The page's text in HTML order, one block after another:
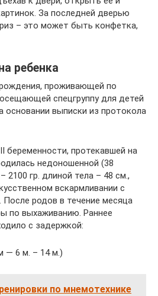
За последней дверью
– это может быть конфетка,
ребенка
рождения, проживающей по
спецгруппу для детей
выписки из протокола
беременности, протекавшей на
недоношенной (38
2100 гр. длиной тела – 48 см.,
вскармливании с
родов в течение месяца
по выхаживанию. Раннее
с задержкой:
— 6 м. – 14 м.)
по мнемотехнике